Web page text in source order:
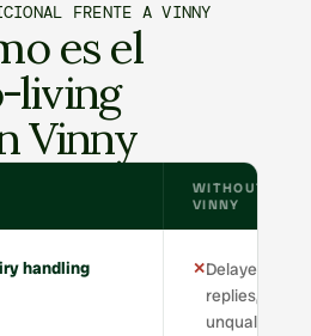
FRENTE A VINNY
es el
living
Vinny
WITHOUT
VINNY
handling ✕Delayed
replies,
unqualified